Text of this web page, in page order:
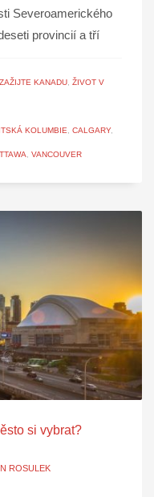
Severoamerického
provincií a tří
ZAŽIJTE KANADU, ŽIVOT V
KOLUMBIE, CALGARY,
, VANCOUVER
si vybrat?
ROSULEK